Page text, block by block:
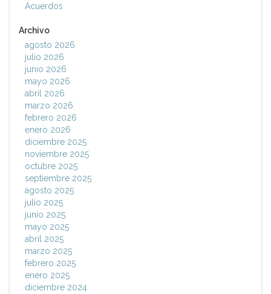
Acuerdos
Archivo
agosto 2026
julio 2026
junio 2026
mayo 2026
abril 2026
marzo 2026
febrero 2026
enero 2026
diciembre 2025
noviembre 2025
octubre 2025
septiembre 2025
agosto 2025
julio 2025
junio 2025
mayo 2025
abril 2025
marzo 2025
febrero 2025
enero 2025
diciembre 2024